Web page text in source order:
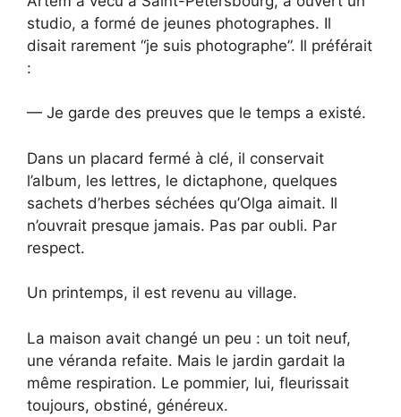
studio, a formé de jeunes photographes. Il
disait rarement “je suis photographe”. Il préférait
:
— Je garde des preuves que le temps a existé.
Dans un placard fermé à clé, il conservait
l’album, les lettres, le dictaphone, quelques
sachets d’herbes séchées qu’Olga aimait. Il
n’ouvrait presque jamais. Pas par oubli. Par
respect.
Un printemps, il est revenu au village.
La maison avait changé un peu : un toit neuf,
une véranda refaite. Mais le jardin gardait la
même respiration. Le pommier, lui, fleurissait
toujours, obstiné, généreux.